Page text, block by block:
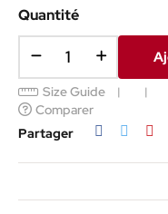
Quantité
Size Guide
Comparer
Partager